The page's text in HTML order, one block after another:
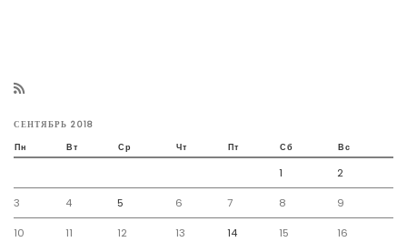
СЕНТЯБРЬ 2018
Пн Вт Ср Чт Пт Сб Вс
1 2
3 4 5 6 7 8 9
10 11 12 13 14 15 16